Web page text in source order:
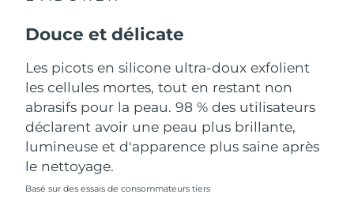
Douce et délicate
Les picots en silicone ultra-doux exfolient
les cellules mortes, tout en restant non
abrasifs pour la peau. 98 % des utilisateurs
déclarent avoir une peau plus brillante,
lumineuse et d'apparence plus saine après
le nettoyage.
Basé sur des essais de consommateurs tiers
Philippines
Pologne Livraison estimée8/10/26
Portugal Livraison estimée8/9/26
Porto Rico Livraison estimée8/11/26